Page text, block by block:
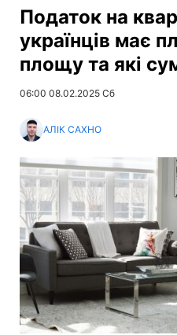
Податок на
українців має
площу та які
06:00 08.02.2025 Сб
АЛІК САХНО